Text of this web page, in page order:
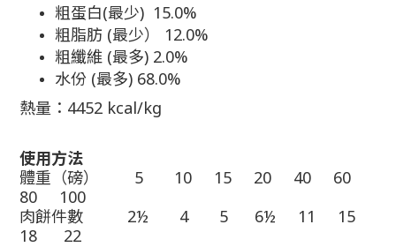
粗蛋白(最少) 15.0%
粗脂肪 (最少） 12.0%
粗纖維 (最多) 2.0%
水份 (最多) 68.0%
熱量：4452 kcal/kg
使用方法
體重 （磅）
5 10 15 20 40 60
80 100
肉餅件數 2½ 4 5 6½ 11 15
18 22